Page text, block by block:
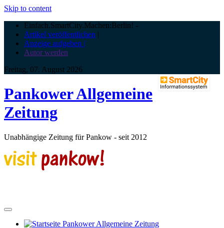
Skip to content
Einfach.SmartCity.Machen:Berlin! -
Artikel veröffentlichen |
Anzeige aufgeben |
Autor werden
Freitag, 07. August 2026
Pankower Allgemeine
Zeitung
Unabhängige Zeitung für Pankow - seit 2012